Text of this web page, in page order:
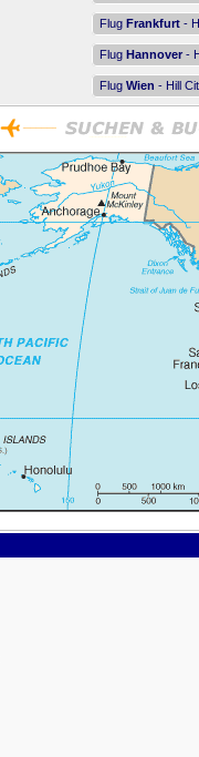
Flug Frankfurt -
Flug Hannover -
Flug Wien - Hill